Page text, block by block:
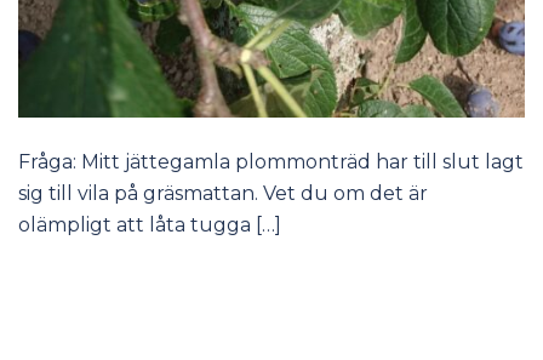
Fråga: Mitt jättegamla plommonträd har till slut lagt
sig till vila på gräsmattan. Vet du om det är
olämpligt att låta tugga […]